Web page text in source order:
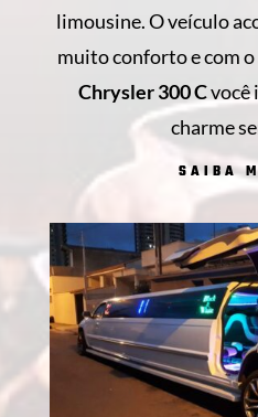
limousine. O veículo
muito conforto e com o
Chrysler 300 Cvocê
charme
SAIBA